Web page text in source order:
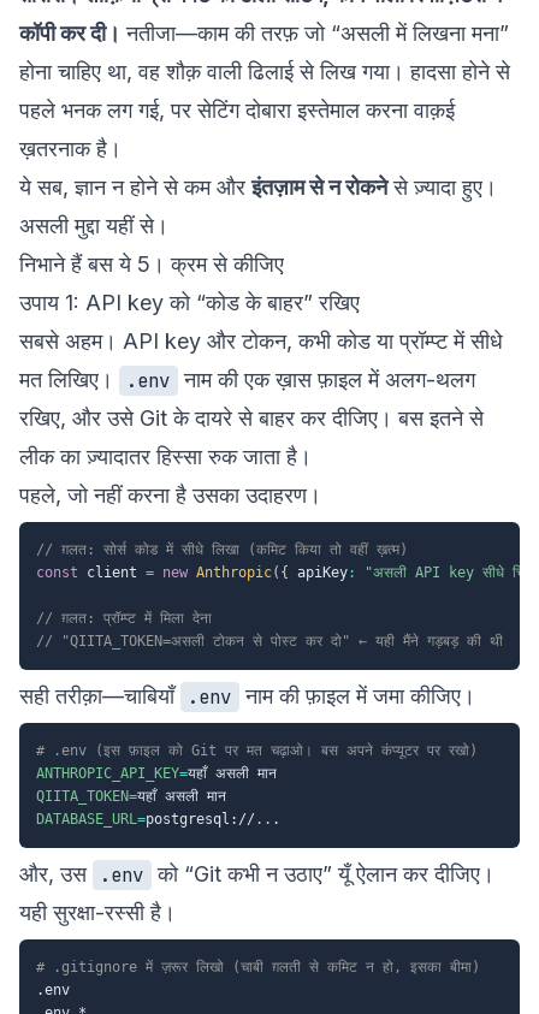
कॉपी कर दी। नतीजा—काम की तरफ़ जो “असली में लिखना मना”
होना चाहिए था, वह शौक़ वाली ढिलाई से लिख गया। हादसा होने से
पहले भनक लग गई, पर सेटिंग दोबारा इस्तेमाल करना वाक़ई
ख़तरनाक है।
ये सब, ज्ञान न होने से कम औरइंतज़ाम से न रोकनेसे ज़्यादा हुए।
असली मुद्दा यहीं से।
निभाने हैं बस ये 5। क्रम से कीजिए
उपाय 1: API key को “कोड के बाहर” रखिए
सबसे अहम। API key और टोकन, कभी कोड या प्रॉम्प्ट में सीधे
मत लिखिए।
.env नाम की एक ख़ास फ़ाइल में अलग-थलग
रखिए, और उसे Git के दायरे से बाहर कर दीजिए। बस इतने से
लीक का ज़्यादातर हिस्सा रुक जाता है।
पहले, जो नहीं करना है उसका उदाहरण।
// ग़लत: सोर्स कोड में सीधे लिखा (कमिट किया तो वहीं ख़त्म)
const client = new Anthropic( { apiKey : "असली API key सीधे
// ग़लत: प्रॉम्प्ट में मिला देना
// "QIITA_TOKEN=असली टोकन से पोस्ट कर दो" ← यही मैंने गड़बड़ की थी
सही तरीक़ा—चाबियाँ .env नाम की फ़ाइल में जमा कीजिए।
# .env (इस फ़ाइल को Git पर मत चढ़ाओ। बस अपने कंप्यूटर पर रखो)
ANTHROPIC_API_KEY=
QIITA_TOKEN=
DATABASE_URL=postgresql:// ..
और, उस .env को “Git कभी न उठाए” यूँ ऐलान कर दीजिए।
यही सुरक्षा-रस्सी है।
# .gitignore में ज़रूर लिखो (चाबी ग़लती से कमिट न हो, इसका बीमा)
.env